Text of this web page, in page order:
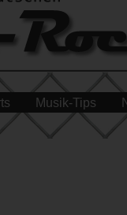
Musik-Tips